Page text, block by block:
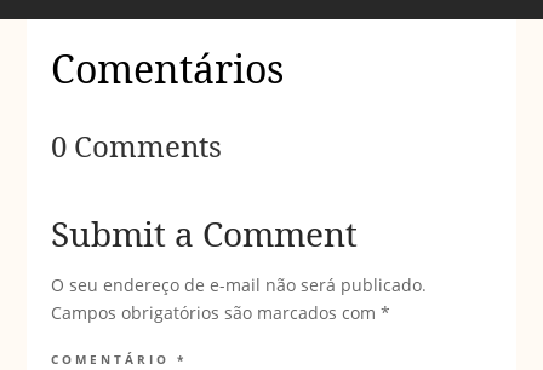
Comentários
0 Comments
Submit a Comment
O seu endereço de e-mail não será publicado.
Campos obrigatórios são marcados com*
COMENTÁRIO*